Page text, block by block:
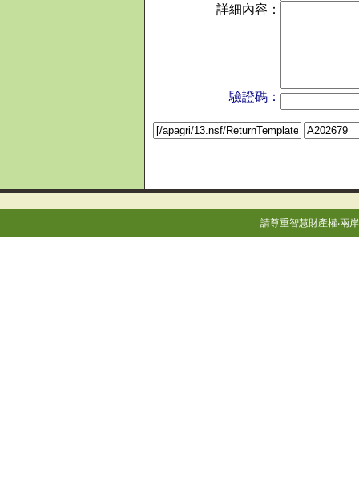
詳細內容：
驗證碼：
請尊重智慧財產權‧兩